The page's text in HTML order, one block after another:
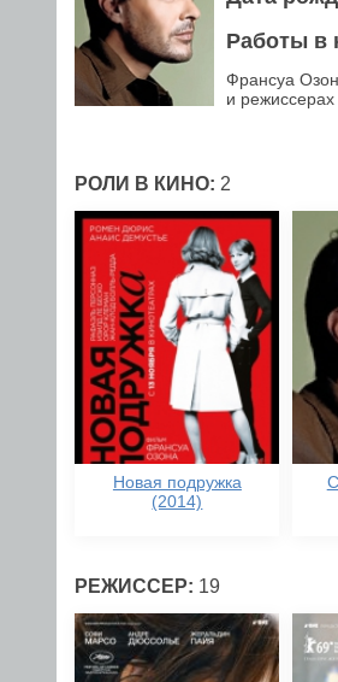
Работы в
Франсуа
и
РОЛИ В КИНО: 2
Новая подружка
(2014)
РЕЖИССЕР: 19